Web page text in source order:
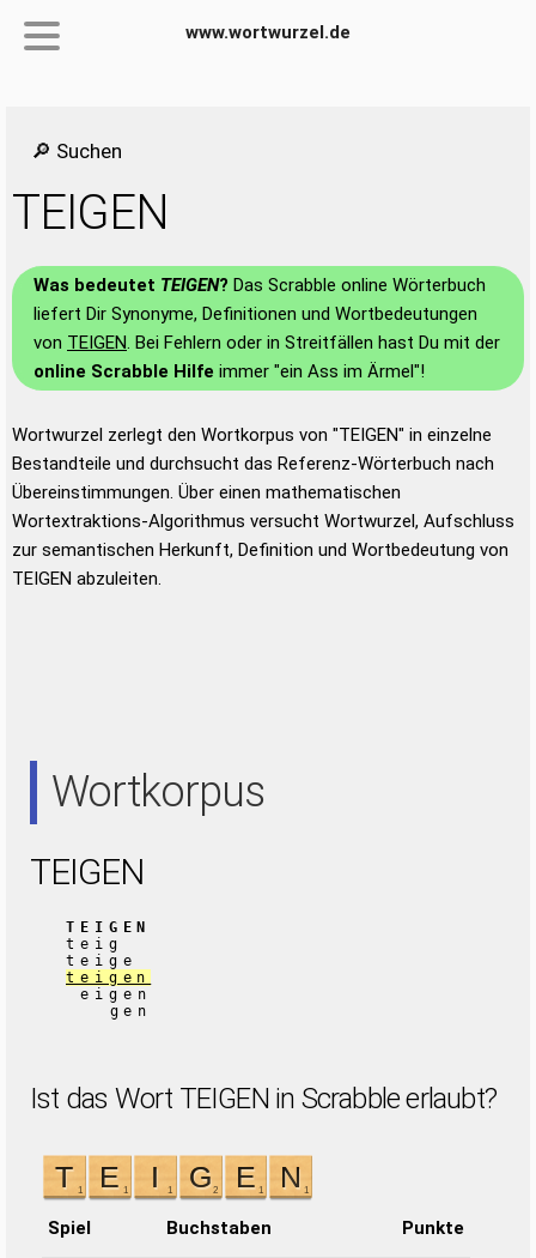
www.wortwurzel.de
🔎 Suchen
TEIGEN
Was bedeutet TEIGEN? Das Scrabble online Wörterbuch
liefert Dir Synonyme, Definitionen und Wortbedeutungen
von TEIGEN. Bei Fehlern oder in Streitfällen hast Du mit der
online Scrabble Hilfe immer "ein Ass im Ärmel"!
Wortwurzel zerlegt den Wortkorpus von "TEIGEN" in einzelne
Bestandteile und durchsucht das Referenz-Wörterbuch nach
Übereinstimmungen. Über einen mathematischen
Wortextraktions-Algorithmus versucht Wortwurzel, Aufschluss
zur semantischen Herkunft, Definition und Wortbedeutung von
TEIGEN abzuleiten.
Wortkorpus
TEIGEN
TEIGEN
teig
teige
teigen
eigen
gen
Ist das Wort TEIGEN in Scrabble erlaubt?
Spiel Buchstaben Punkte